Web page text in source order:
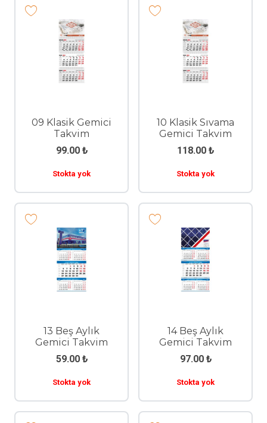
09 Klasik Gemici
Takvim
99.00 ₺
Stokta yok
10 Klasik Sıvama
Gemici Takvim
118.00 ₺
Stokta yok
13 Beş Aylık
Gemici Takvim
59.00 ₺
Stokta yok
14 Beş Aylık
Gemici Takvim
97.00 ₺
Stokta yok